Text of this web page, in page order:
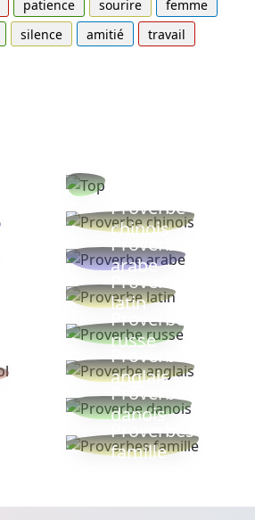
patience sourire
femme
silence amitié
travail
Proverbe
chinois
Proverbe
arabe
Proverbe
latin
Proverbe
russe
Proverbe
anglais
Proverbe
danois
Proverbes
famille